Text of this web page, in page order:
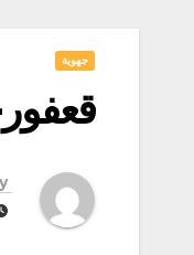
جهوية
قعفور-سليانة: